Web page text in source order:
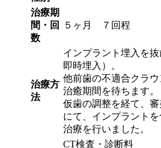
治療期
間・回
数
５ヶ月 ７回程
治療方
法
インプラント埋入を
即時埋入）。
他前歯の不適合クラ
治癒期間を待ちます。
仮歯の調整を経て、
にて、インプラント
治療を行いました。
CT検査・診断料